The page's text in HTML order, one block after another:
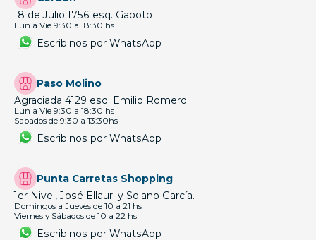
18 de Julio 1756 esq. Gaboto
Lun a Vie 9:30 a 18:30 hs
Escribinos por WhatsApp
Paso Molino
Agraciada 4129 esq. Emilio Romero
Lun a Vie 9:30 a 18:30 hs
Sabados de 9:30 a 13:30hs
Escribinos por WhatsApp
Punta Carretas Shopping
1er Nivel, José Ellauri y Solano García.
Domingos a Jueves de 10 a 21 hs
Viernes y Sábados de 10 a 22 hs
Escribinos por WhatsApp